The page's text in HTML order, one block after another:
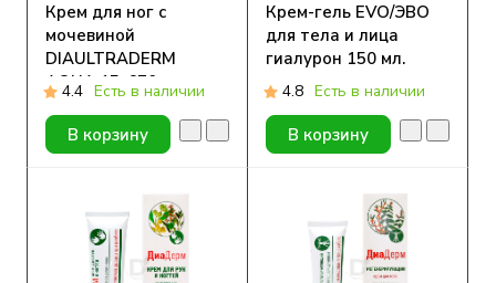
Крем для ног с
мочевиной
DIAULTRADERM
AQUA 15, 670 мл
4.4 Есть в наличии
В корзину
Крем-гель EVO/ЭВО
для тела и лица
гиалурон 150 мл.
4.8 Есть в наличии
В корзину